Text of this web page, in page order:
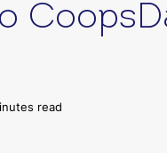
read